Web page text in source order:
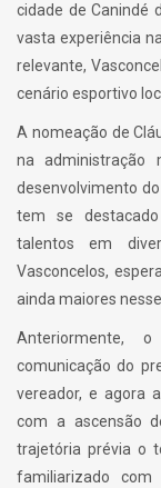
cidade de Canindé
vasta experiência
relevante,
cenário esportivo
A nomeação de
na administração
desenvolvimento
tem se
talentos em
Vasconcelos,
ainda maiores
Anteriormente,
comunicação do
vereador, e agora
com a ascensão
trajetória prévia o
familiarizado